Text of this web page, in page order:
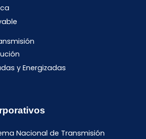
y Energizadas
Nacional de Transmisión